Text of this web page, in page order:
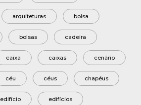
arquiteturas bolsa
bolsas cadeira
caixa caixas cenário
céu céus chapéus
edifício edifícios